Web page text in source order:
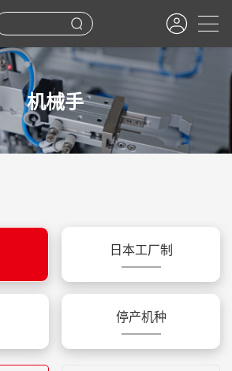
机械手
日本工厂制
停产机种